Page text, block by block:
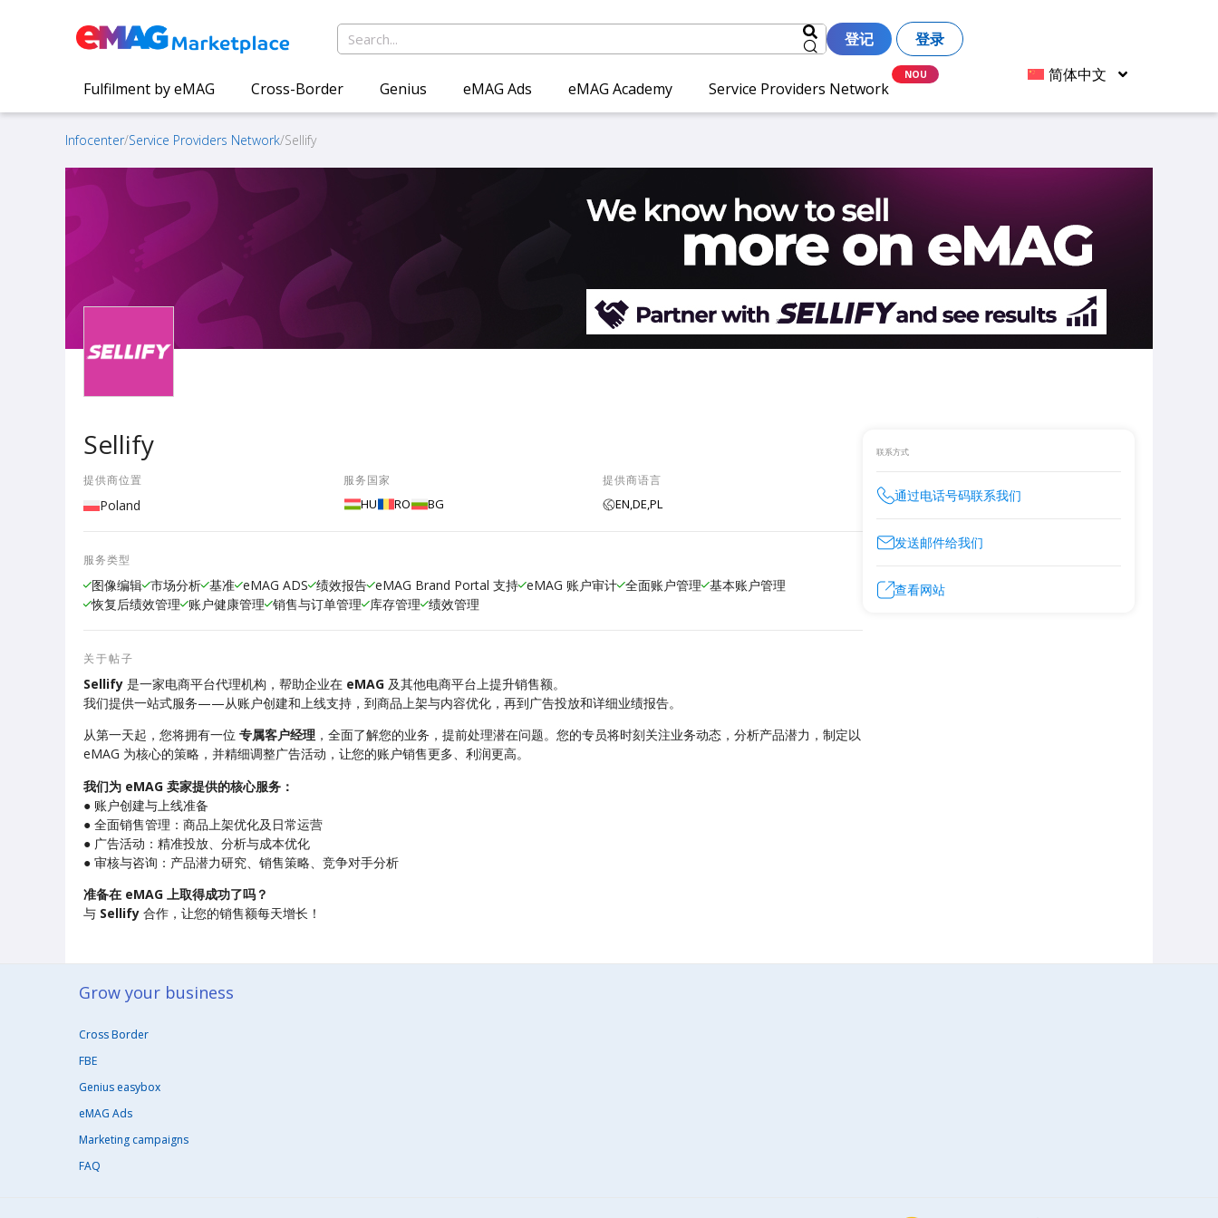
登记 登录
Fulfilment by eMAG Cross-Border Genius eMAG Ads eMAG Academy Service Providers Network
简体中文
Infocenter/Service Providers Network/Sellify
Sellify
提供商位置
Poland
服务国家
HU RO BG
提供商语言
EN,DE,PL
服务类型
图像编辑 市场分析 基准 eMAG ADS 绩效报告 eMAG Brand Portal 支持 eMAG 账户审计 全面账户管理 基本账户管理
恢复后绩效管理 账户健康管理 销售与订单管理 库存管理 绩效管理
关于帖子
Sellify 是一家电商平台代理机构，帮助企业在 eMAG 及其他电商平台上提升销售额。
我们提供一站式服务——从账户创建和上线支持，到商品上架与内容优化，再到广告投放和详细业绩报告。
从第一天起，您将拥有一位 专属客户经理 ，全面了解您的业务，提前处理潜在问题。您的专员将时刻关注业务动态，分析产品潜力，制定以
eMAG 为核心的策略，并精细调整广告活动，让您的账户销售更多、利润更高。
我们为 eMAG 卖家提供的核心服务：
● 账户创建与上线准备
● 全面销售管理：商品上架优化及日常运营
● 广告活动：精准投放、分析与成本优化
● 审核与咨询：产品潜力研究、销售策略、竞争对手分析
准备在 eMAG 上取得成功了吗？
与 Sellify 合作，让您的销售额每天增长！
联系方式
通过电话号码联系我们
发送邮件给我们
查看网站
Grow your business​
Cross Border
FBE
Genius easybox
eMAG Ads
Marketing campaigns
FAQ